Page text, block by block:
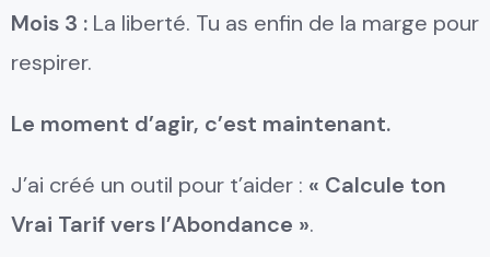
Mois 3 : La liberté. Tu as enfin de la marge pour
respirer.
Le moment d’agir, c’est maintenant.
J’ai créé un outil pour t’aider : « Calcule ton
Vrai Tarif vers l’Abondance ».